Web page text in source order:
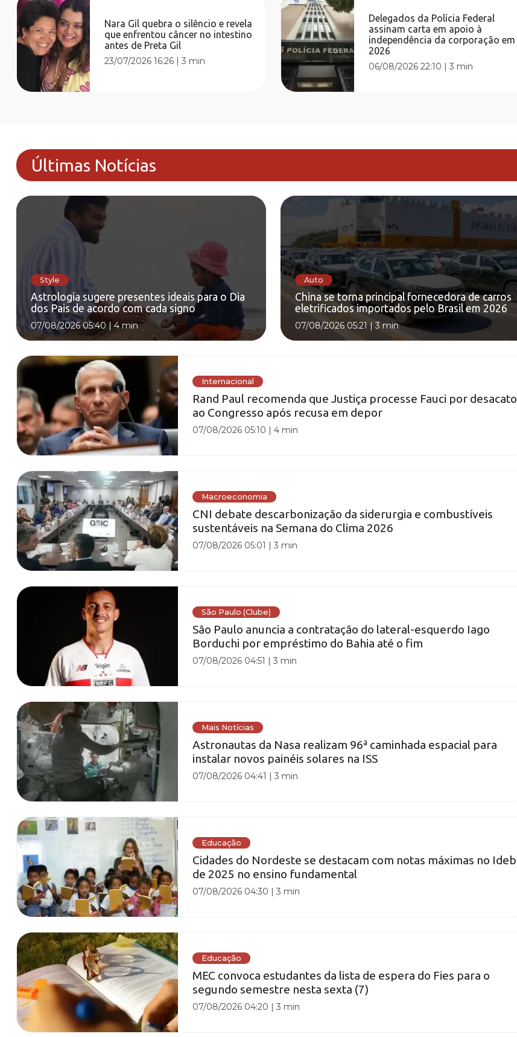
Nara Gil quebra o silêncio e revela
que enfrentou câncer no intestino
antes de Preta Gil
23/07/2026 16:26 |3 min
Delegados da Polícia Federal
assinam carta em apoio à
independência da corporação em
2026
06/08/2026 22:10 |3 min
Últimas Notícias
Style
Astrologia sugere presentes ideais para o Dia
dos Pais de acordo com cada signo
07/08/2026 05:40 | 4 min
Auto
China se torna principal fornecedora de carros
eletrificados importados pelo Brasil em 2026
07/08/2026 05:21 |3 min
Internacional
Rand Paul recomenda que Justiça processe Fauci por desacato
ao Congresso após recusa em depor
07/08/2026 05:10 |4 min
Macroeconomia
CNI debate descarbonização da siderurgia e combustíveis
sustentáveis na Semana do Clima 2026
07/08/2026 05:01 |3 min
São Paulo (Clube)
São Paulo anuncia a contratação do lateral-esquerdo Iago
Borduchi por empréstimo do Bahia até o fim
07/08/2026 04:51 |3 min
Mais Notícias
Astronautas da Nasa realizam 96ª caminhada espacial para
instalar novos painéis solares na ISS
07/08/2026 04:41 |3 min
Educação
Cidades do Nordeste se destacam com notas máximas no Ideb
de 2025 no ensino fundamental
07/08/2026 04:30 |3 min
Educação
MEC convoca estudantes da lista de espera do Fies para o
segundo semestre nesta sexta (7)
07/08/2026 04:20 |3 min